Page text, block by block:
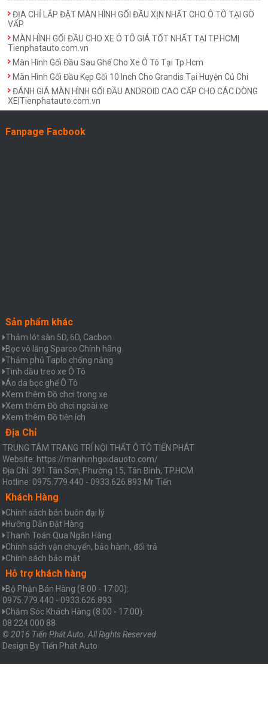
ĐỊA CHỈ LẮP ĐẶT MÀN HÌNH GỐI ĐẦU XỊN NHẤT CHO Ô TÔ TẠI GÒ
VẤP
MÀN HÌNH GỐI ĐẦU CHO XE Ô TÔ GIÁ TỐT NHẤT TẠI TP.HCM|
Tienphatauto.com.vn
Màn Hình Gối Đầu Sau Ghế Cho Xe Ô Tô Tại Tp.Hcm
Màn Hình Gối Đầu Kẹp Gối 10 Inch Cho Grandis Tại Huyện Củ Chi
ĐÁNH GIÁ MÀN HÌNH GỐI ĐẦU ANDROID CAO CẤP CHO CÁC DÒNG
XE|Tienphatauto.com.vn
Fanpage Facbook
Sản phẩm khác
Thảm lót sàn 5D, 6D, Cacbon
Bọc vô lăng Sparco Chính hãng
Thảm phủ Taplo chống nắng
Tinh dầu treo xe Ô Tô
Áo da bọc ghế Ô Tô
Xem thêm Đồ chơi trong xe
Xem thêm Đồ chơi ngoài xe
Xem thêm Đồ tiện ích
Địa Chỉ
TRUNG TÂM TRANG TRÍ NỘI THẤT Ô TÔ TIẾN PHÁT
Website: https://manhinhgoidauoto.com/
Địa Chỉ: 391 Tân Sơn, Phường 15, Tân Bình, TP.HCM
Hotline: 0975.779.440 - 0933.626.893 Mr Tiến
Khách Hàng
Chính sách bán buôn đại lý
Hưỡng Dẫn Đặt Hàng
Thanh Toán Qua Ngân Hàng
Chính sách vận chuyển, bảo hành, đổi trả
Chính sách bảo mật
Hỗ trợ khách hàng
Bộ Phận Bán Hàng (8:00 - 17:00):
0975.779.440 - 0933.626.893
Chăm Sóc Khách Hàng (8:00 - 17:00):
08 224 000 88
© 2016 Tiến Phát Auto. All Rights Reserved.
Design ByTiến Phát Auto